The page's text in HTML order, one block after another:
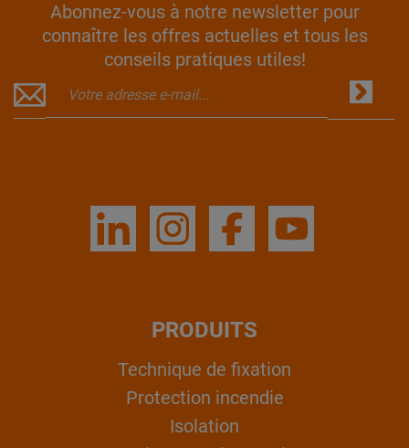
Abonnez-vous à notre newsletter pour
connaître les offres actuelles et tous les
conseils pratiques utiles!
PRODUITS
Technique de fixation
Protection incendie
Isolation